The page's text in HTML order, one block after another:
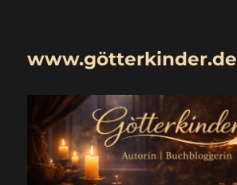
www.götterkinder.de